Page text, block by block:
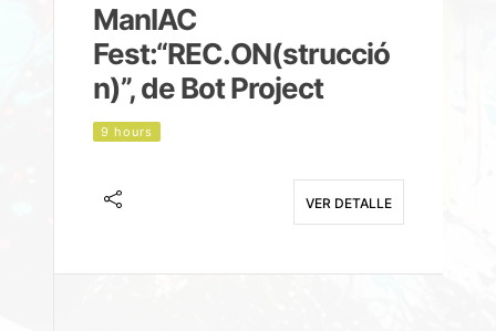
ManIAC
Fest:“REC.ON(strucció
n)”, de Bot Project
9 hours
VER DETALLE